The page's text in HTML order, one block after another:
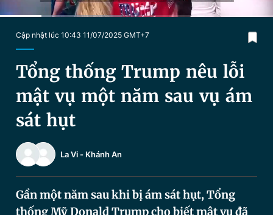
Video
Sản phẩm khác
Thông tin tòa soạn
Đăng xuất
Cập nhật lúc 10:43 11/07/2025 GMT+7
Tổng thống Trump nêu lỗi
mật vụ một năm sau vụ ám
sát hụt
La Vi - Khánh An
Gần một năm sau khi bị ám sát hụt, Tổng
thống Mỹ Donald Trump cho biết mật vụ đã